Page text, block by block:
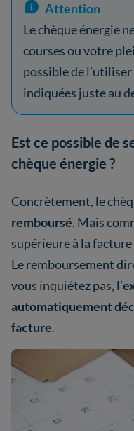
Attention
Le chèque énergie
courses ou votre
possible de l’utiliser
indiquées juste au
Est ce possible de
chèque énergie ?
Concrètement, le
remboursé. Mais
supérieure à la
Le remboursement
vous inquiétez pas, l’
automatiquement
facture.